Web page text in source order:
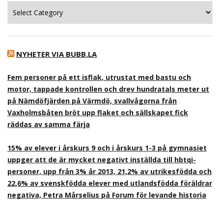
NYHETER VIA BUBB.LA
Fem personer på ett isflak, utrustat med bastu och
motor, tappade kontrollen och drev hundratals meter ut
på Nämdöfjärden på Värmdö, svallvågorna från
Vaxholmsbåten bröt upp flaket och sällskapet fick
räddas av samma färja
15% av elever i årskurs 9 och i årskurs 1-3 på gymnasiet
uppger att de är mycket negativt inställda till hbtqi-
personer, upp från 3% år 2013, 21,2% av utrikesfödda och
22,6% av svenskfödda elever med utlandsfödda föräldrar
negativa, Petra Mårselius på Forum för levande historia